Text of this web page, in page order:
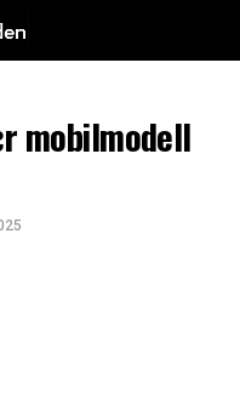
mobilmodell